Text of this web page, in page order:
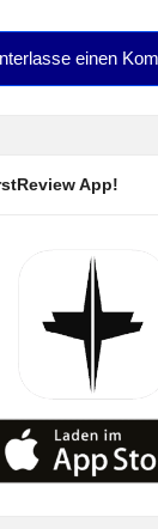
einen
App!